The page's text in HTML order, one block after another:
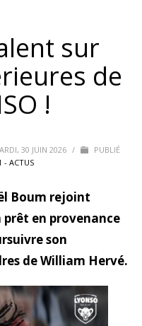
sur
de
!
30 JUIN 2026 /
PUBLIÉ
- ACTUS
Boum rejoint
prêt en provenance
son
de William Hervé.